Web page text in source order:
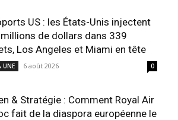
US : les États-Unis injectent
de dollars dans 339
Los Angeles et Miami en tête
UNE 6 août 2026 0
& Stratégie : Comment Royal Air
fait de la diaspora européenne le